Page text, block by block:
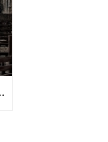
DE NOUVEAU FERMER ?